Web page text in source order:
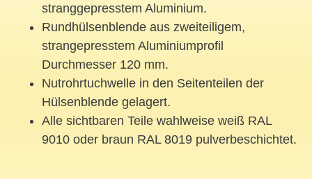
stranggepresstem Aluminium.
Rundhülsenblende aus zweiteiligem,
strangepresstem Aluminiumprofil
Durchmesser 120 mm.
Nutrohrtuchwelle in den Seitenteilen der
Hülsenblende gelagert.
Alle sichtbaren Teile wahlweise weiß RAL
9010 oder braun RAL 8019 pulverbeschichtet.